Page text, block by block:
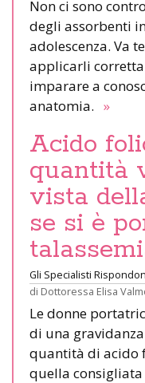
Non ci sono
degli assorbenti
adolescenza. Va
applicarli
imparare a
anatomia. »
Acido
quantità
vista
se si è
Gli Specialisti
di Dottoressa Elisa
Le donne
di una
quantità di acido
quella